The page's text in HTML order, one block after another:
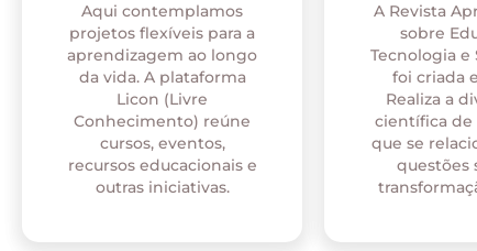
Aqui contemplamos
projetos flexíveis para a
aprendizagem ao longo
da vida. A plataforma
Licon (Livre
Conhecimento) reúne
cursos, eventos,
recursos educacionais e
outras iniciativas.
A Revista
sobre
Tecnologia e
foi criada
Realiza a
científica de
que se
questões